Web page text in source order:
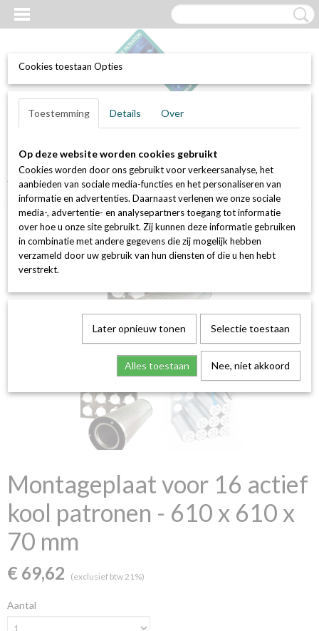
Inloggen Registreren
Home > Luchtfilters Actief kool filters (geur en VOC bestrijding)
Actief kool patronen (koolstofpotten) en losse kool
>Montageplaat
voor 16 actief kool patronen - 610 x 610 x 70 mm
Montageplaat voor 16 actief
kool patronen - 610 x 610 x
70 mm
€ 69,62 (exclusief btw 21%)
Aantal
Cookies toestaan Opties
Toestemming Details Over
Op deze website worden cookies gebruikt
Cookies worden door ons gebruikt voor verkeersanalyse, het
aanbieden van sociale media-functies en het personaliseren van
informatie en advertenties. Daarnaast verlenen we onze sociale
media-, advertentie- en analysepartners toegang tot informatie
over hoe u onze site gebruikt. Zij kunnen deze informatie gebruiken
in combinatie met andere gegevens die zij mogelijk hebben
verzameld door uw gebruik van hun diensten of die u hen hebt
verstrekt.
Later opnieuw tonen Selectie toestaan
Alles toestaan Nee, niet akkoord